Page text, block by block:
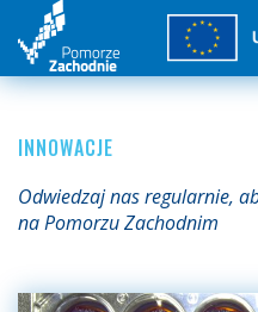
INNOWACJE
Odwiedzaj nas regularnie,
na Pomorzu Zachodnim